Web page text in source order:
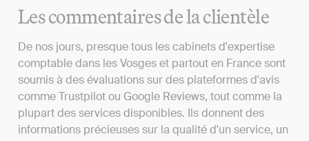
Les commentaires de la clientèle
De nos jours, presque tous les cabinets d'expertise
comptable dans les Vosges et partout en France sont
soumis à des évaluations sur des plateformes d'avis
comme Trustpilot ou Google Reviews, tout comme la
plupart des services disponibles. Ils donnent des
informations précieuses sur la qualité d'un service, un